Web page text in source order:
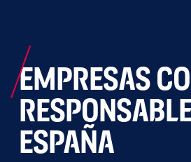
EMPRESAS
ESPAÑA